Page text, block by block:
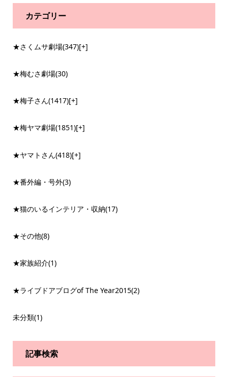
カテゴリー
★さくムサ劇場(347)[+]
★梅むさ劇場(30)
★梅子さん(1417)[+]
★梅ヤマ劇場(1851)[+]
★ヤマトさん(418)[+]
★番外編・号外(3)
★猫のいるインテリア・収納(17)
★その他(8)
★家族紹介(1)
★ライブドアブログof The Year2015(2)
未分類(1)
記事検索